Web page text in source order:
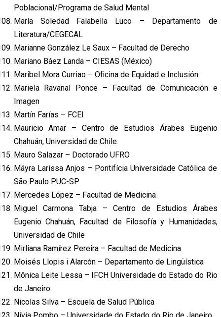
Poblacional/Programa de Salud Mental
María Soledad Falabella Luco – Departamento de
Literatura/CEGECAL
Marianne González Le Saux – Facultad de Derecho
Mariano Báez Landa – CIESAS (México)
Maribel Mora Curriao – Oficina de Equidad e Inclusión
Mariela Ravanal Ponce – Facultad de Comunicación e
Imagen
Martín Farías – FCEI
Mauricio Amar – Centro de Estudios Árabes Eugenio
Chahuán, Universidad de Chile
Mauro Salazar – Doctorado UFRO
Máyra Larissa Anjos – Pontifícia Universidade Católica de
São Paulo PUC-SP
Mercedes López – Facultad de Medicina
Miguel Carmona Tabja – Centro de Estudios Árabes
Eugenio Chahuán, Facultad de Filosofía y Humanidades,
Universidad de Chile
Mirliana Ramírez Pereira – Facultad de Medicina
Moisés Llopis i Alarcón – Departamento de Lingüística
Mônica Leite Lessa – IFCH Universidade do Estado do Rio
de Janeiro
Nicolas Silva – Escuela de Salud Pública
Nívia Pombo – Universidade do Estado do Rio de Janeiro